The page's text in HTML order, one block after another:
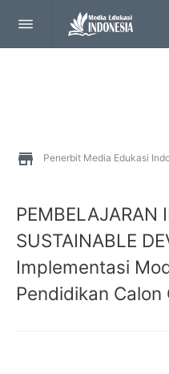
Penerbit Media Edukasi
PEMBELAJARAN
SUSTAINABLE
Implementasi
Pendidikan Calon